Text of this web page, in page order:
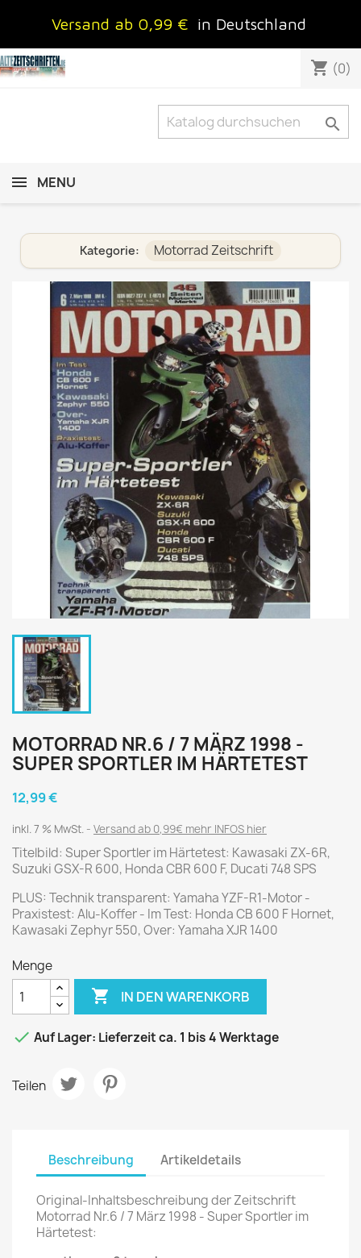
Versand ab 0,99 € in Deutschland
shopping_cart (0)

MENU
Kategorie: Motorrad Zeitschrift
MOTORRAD NR.6 / 7 MÄRZ 1998 -
SUPER SPORTLER IM HÄRTETEST
12,99 €
inkl. 7 % MwSt. Versand ab 0,99€ mehr INFOS hier
Titelbild: Super Sportler im Härtetest: Kawasaki ZX-6R,
Suzuki GSX-R 600, Honda CBR 600 F, Ducati 748 SPS
PLUS: Technik transparent: Yamaha YZF-R1-Motor -
Praxistest: Alu-Koffer - Im Test: Honda CB 600 F Hornet,
Kawasaki Zephyr 550, Over: Yamaha XJR 1400
Menge
 IN DEN WARENKORB
 Auf Lager: Lieferzeit ca. 1 bis 4 Werktage
Teilen
Beschreibung Artikeldetails
Original-Inhaltsbeschreibung der Zeitschrift
Motorrad Nr.6 / 7 März 1998 - Super Sportler im
Härtetest: